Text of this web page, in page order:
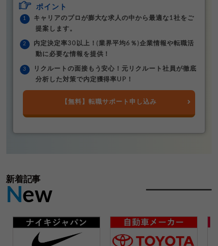
ポイント
キャリアのプロが膨大な求人の中から最適な1社をご
提案します。
内定決定率30以上！(業界平均6％)企業情報や転職活
動に必要な情報を提供！
リクルートの面接もう安心！元リクルート社員が徹底
分析した対策で内定獲得率UP！
【無料】転職サポート申し込み
新着記事
New